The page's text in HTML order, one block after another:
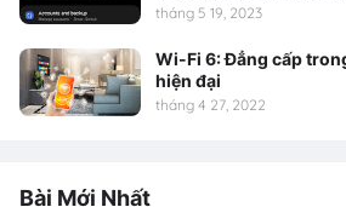
tháng 5 19, 2023
Wi-Fi 6: Đẳng cấp
hiện đại
tháng 4 27, 2022
Bài Mới Nhất